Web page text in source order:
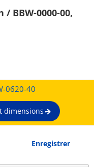
BBW-0000-00,
0620-40
dimensions
Enregistrer